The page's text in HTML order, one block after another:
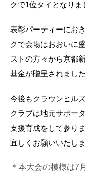
クで1位タイとなりま
表彰パーティーにお
クで会場はおおいに
ストの方々から京都
基金が贈呈されました
今後もクラウンヒル
クラブは地元サポー
支援育成をして参り
宜しくお願いいたしま
＊本大会の模様は7